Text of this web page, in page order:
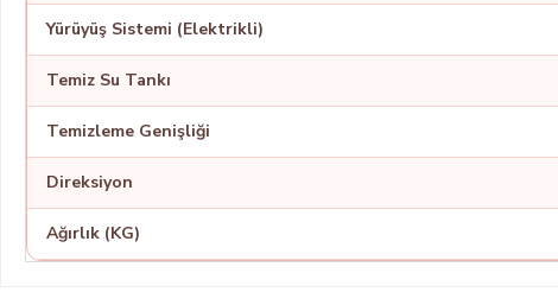
Yürüyüş Sistemi (Elektrikli)
Temiz Su Tankı
Temizleme Genişliği
Direksiyon
Ağırlık (KG)